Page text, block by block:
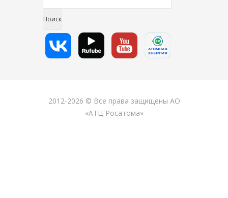
2012-2026 © Все права защищены АО
«АТЦ Росатома»